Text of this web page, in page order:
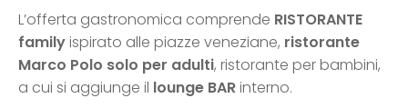
L’offerta gastronomica comprende RISTORANTE
familyispirato alle piazze veneziane, ristorante
Marco Polo solo per adulti, ristorante per bambini,
a cui si aggiunge il lounge BARinterno.